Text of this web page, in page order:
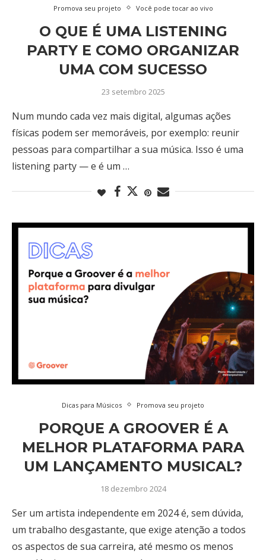
Promova seu projeto
Você pode tocar ao vivo
O QUE É UMA LISTENING
PARTY E COMO ORGANIZAR
UMA COM SUCESSO
23 setembro 2025
Num mundo cada vez mais digital, algumas ações
físicas podem ser memoráveis, por exemplo: reunir
pessoas para compartilhar a sua música. Isso é uma
listening party — e é um …
Dicas para Músicos Promova seu projeto
PORQUE A GROOVER É A
MELHOR PLATAFORMA PARA
UM LANÇAMENTO MUSICAL?
18 dezembro 2024
Ser um artista independente em 2024 é, sem dúvida,
um trabalho desgastante, que exige atenção a todos
os aspectos de sua carreira, até mesmo os menos